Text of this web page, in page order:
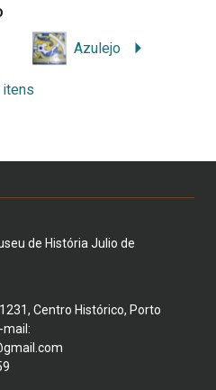
Azulejo
itens
de História Julio de
Centro Histórico, Porto
mail: